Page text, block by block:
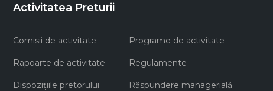
Activitatea Preturii
Comisii de activitate Programe de activitate
Rapoarte de activitate Regulamente
Dispozițiile pretorului Răspundere managerială